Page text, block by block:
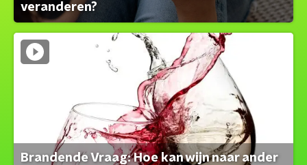
veranderen?
Brandende Vraag: Hoe kan wijn naar ander